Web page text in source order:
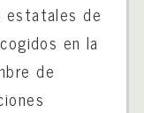
estatales de
en la
de